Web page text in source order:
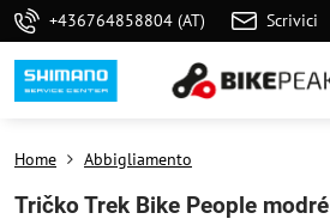
+436764858804 (AT) Scrivici
Home Abbigliamento
Tričko Trek Bike People modré